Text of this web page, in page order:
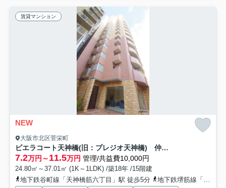
賃貸マンション
NEW
大阪市北区菅栄町
ビエラコート天神橋(旧：プレジオ天神橋) 仲介手数料無料
7.2万円～11.5万円 管理/共益費10,000円
24.80㎡～37.01㎡ (1K～1LDK) /築18年 /15階建
地下鉄谷町線「天神橋筋六丁目」駅 徒歩5分
地下鉄堺筋線「扇町」駅 徒歩10分